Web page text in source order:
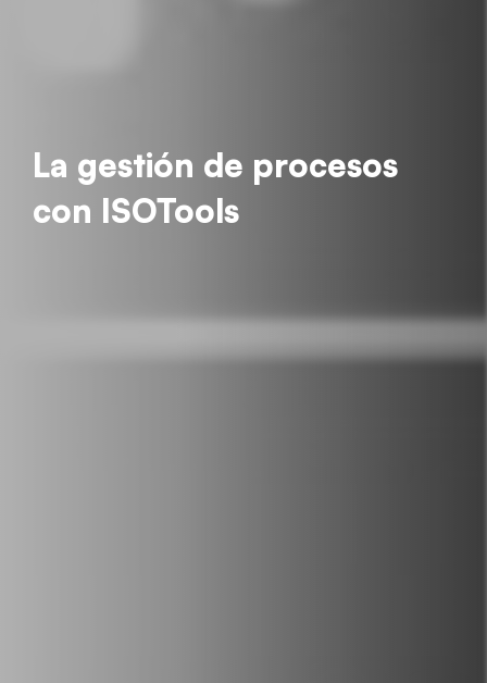
La gestión de procesos
con ISOTools